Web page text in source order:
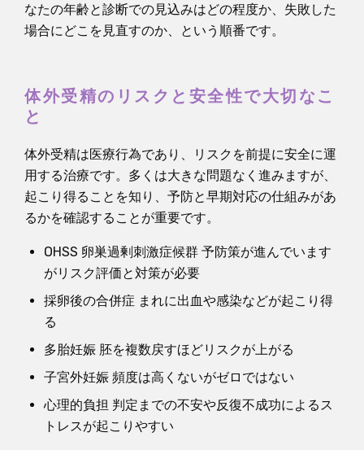
なたの年齢と診断での見込みはどの程度か、失敗した
場合にどこを見直すのか、という順番です。
体外受精のリスクと安全性で大切なこ
と
体外受精は医療行為であり、リスクを前提に安全に運
用する治療です。多くは大きな問題なく進みますが、
起こり得ることを知り、予防と早期対応の仕組みがあ
るかを確認することが重要です。
OHSS 卵巣過剰刺激症候群 予防策が進んでいます
がリスク評価と対策が必要
採卵後の合併症 まれに出血や感染などが起こり得
る
多胎妊娠 胚を複数戻すほどリスクが上がる
子宮外妊娠 頻度は高くないがゼロではない
心理的負担 判定までの不安や反復不成功によるス
トレスが起こりやすい